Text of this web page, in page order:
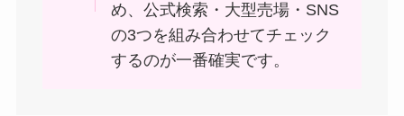
め、公式検索・大型売場・SNS
の3つを組み合わせてチェック
するのが一番確実です。